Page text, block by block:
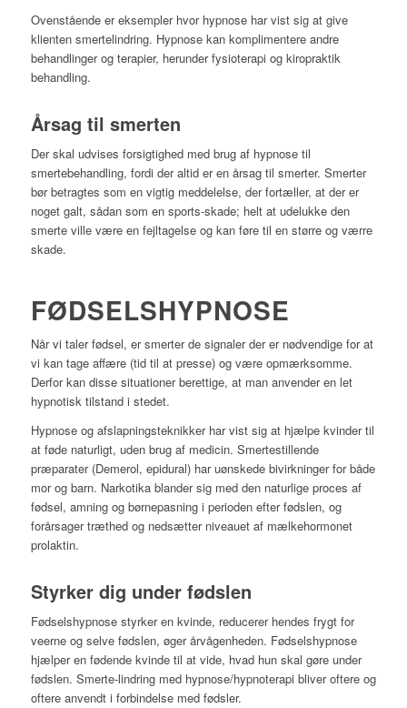
Ovenstående er eksempler hvor hypnose harvist sig at give
klienten smertelindring. Hypnose kan komplimentere andre
behandlinger og terapier, herunder fysioterapi og kiropraktik
behandling.
Årsag til smerten
Der skal udvises forsigtighed med brug af hypnose til
smertebehandling, fordi der altid er en årsag til smerter. Smerter
bør betragtes som en vigtig meddelelse, der fortæller, at der er
noget galt, sådan som en sports-skade; helt at udelukke den
smerte ville være en fejltagelse og kan føre til en større og værre
skade.
FØDSELSHYPNOSE
Når vi taler fødsel, er smerter de signaler der er nødvendige for at
vi kan tage affære (tid til at presse) og være opmærksomme.
Derfor kan disse situationer berettige, at man anvender en let
hypnotisk tilstand i stedet.
Hypnose og afslapningsteknikker har vist sig at hjælpe kvinder til
at føde naturligt, uden brug af medicin. Smertestillende
præparater (Demerol, epidural) har uønskede bivirkninger for både
mor og barn. Narkotika blander sig med den naturlige proces af
fødsel, amning og børnepasning i perioden efter fødslen, og
forårsager træthed og nedsætter niveauet af mælkehormonet
prolaktin.
Styrker dig under fødslen
Fødselshypnose styrker en kvinde, reducerer hendes frygt for
veerne og selve fødslen, øger årvågenheden. Fødselshypnose
hjælper en fødende kvinde til at vide, hvad hun skal gøre under
fødslen. Smerte-lindring med hypnose/hypnoterapi bliver oftere og
oftere anvendt i forbindelse med fødsler.